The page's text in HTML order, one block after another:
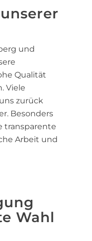
und
Qualität
Viele
zurück
Besonders
transparente
Arbeit und
Wahl